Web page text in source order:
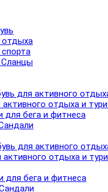
отдыха
для активного
отдыха и
для бега и фитнеса
для активного
отдыха и
для бега и фитнеса